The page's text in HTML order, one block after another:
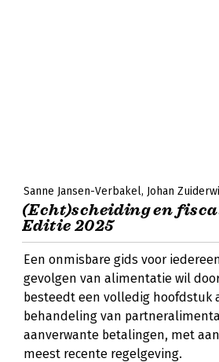
Sanne Jansen-Verbakel Johan
(Echt)scheiding en
Editie 2025
Een onmisbare gids voor
gevolgen van alimentatie wil
besteedt een volledig hoofdstuk
behandeling van
aanverwante betalingen, met
meest recente regelgeving.